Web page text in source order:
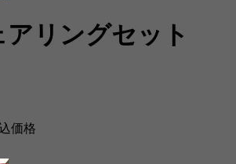
リングセット
価格